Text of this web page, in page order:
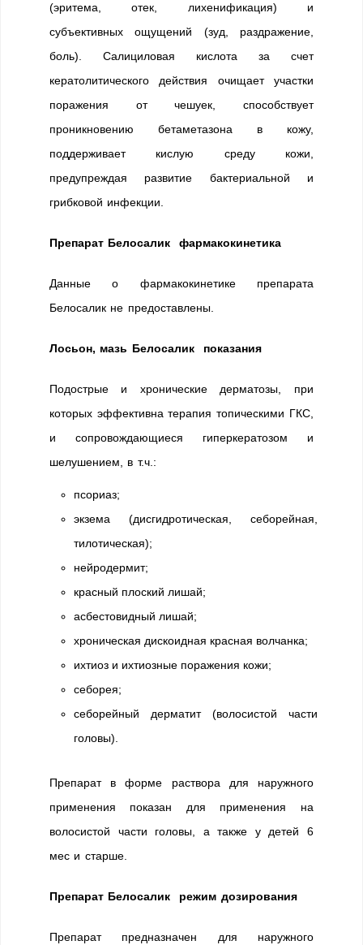
(эритема, отек, лихенификация) и
субъективных ощущений (зуд, раздражение,
боль). Салициловая кислота за счет
кератолитического действия очищает участки
поражения от чешуек, способствует
проникновению бетаметазона в кожу,
поддерживает кислую среду кожи,
предупреждая развитие бактериальной и
грибковой инфекции.
Препарат Белосалик фармакокинетика
Данные о фармакокинетике препарата
Белосалик не предоставлены.
Лосьон, мазь Белосалик показания
Подострые и хронические дерматозы, при
которых эффективна терапия топическими ГКС,
и сопровождающиеся гиперкератозом и
шелушением, в т.ч.:
псориаз;
экзема (дисгидротическая, себорейная,
тилотическая);
нейродермит;
красный плоский лишай;
асбестовидный лишай;
хроническая дискоидная красная волчанка;
ихтиоз и ихтиозные поражения кожи;
себорея;
себорейный дерматит (волосистой части
головы).
Препарат в форме раствора для наружного
применения показан для применения на
волосистой части головы, а также у детей 6
мес и старше.
Препарат Белосалик режим дозирования
Препарат предназначен для наружного